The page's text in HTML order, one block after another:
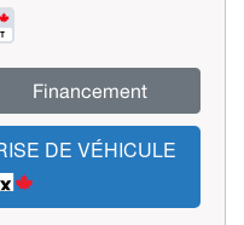
Financement
DE VÉHICULE